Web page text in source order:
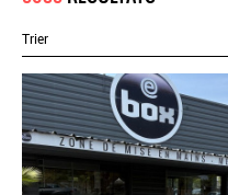
Trier